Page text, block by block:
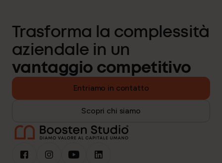
Trasforma la complessità
aziendale in un
vantaggio competitivo
Entriamo in contatto
Scopri chi siamo